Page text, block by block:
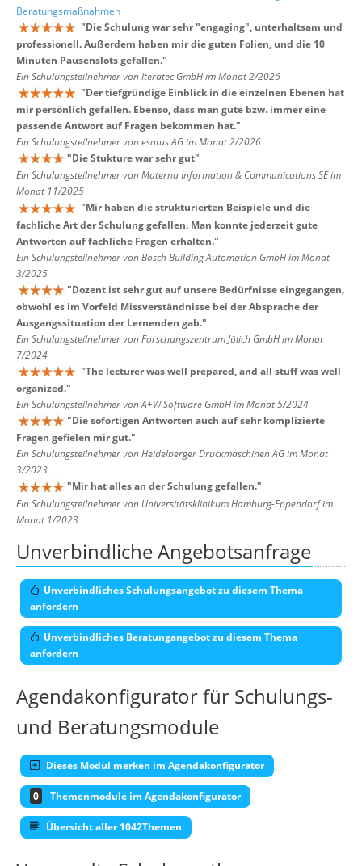
Beratungsmaßnahmen
"Die Schulung war sehr "engaging", unterhaltsam und
professionell. Außerdem haben mir die guten Folien, und die 10
Minuten Pausenslots gefallen."
Ein Schulungsteilnehmer von Iteratec GmbH im Monat 2/2026
"Der tiefgründige Einblick in die einzelnen Ebenen hat
mir persönlich gefallen. Ebenso, dass man gute bzw. immer eine
passende Antwort auf Fragen bekommen hat."
Ein Schulungsteilnehmer von esatus AG im Monat 2/2026
"Die Stukture war sehr gut"
Ein Schulungsteilnehmer von Materna Information & Communications SE im
Monat 11/2025
"Mir haben die strukturierten Beispiele und die
fachliche Art der Schulung gefallen. Man konnte jederzeit gute
Antworten auf fachliche Fragen erhalten."
Ein Schulungsteilnehmer von Bosch Building Automation GmbH im Monat
3/2025
"Dozent ist sehr gut auf unsere Bedürfnisse eingegangen,
obwohl es im Vorfeld Missverständnisse bei der Absprache der
Ausgangssituation der Lernenden gab."
Ein Schulungsteilnehmer von Forschungszentrum Jülich GmbH im Monat
7/2024
"The lecturer was well prepared, and all stuff was well
organized."
Ein Schulungsteilnehmer von A+W Software GmbH im Monat 5/2024
"Die sofortigen Antworten auch auf sehr komplizierte
Fragen gefielen mir gut."
Ein Schulungsteilnehmer von Heidelberger Druckmaschinen AG im Monat
3/2023
"Mir hat alles an der Schulung gefallen."
Ein Schulungsteilnehmer von Universitätsklinikum Hamburg-Eppendorf im
Monat 1/2023
Unverbindliche Angebotsanfrage
Unverbindliches Schulungsangebot zu diesem Thema
anfordern
Unverbindliches Beratungangebot zu diesem Thema
anfordern
Agendakonfigurator für Schulungs-
und Beratungsmodule
Dieses Modul merken im Agendakonfigurator
0 Themenmodule im Agendakonfigurator
Übersicht aller 1042Themen